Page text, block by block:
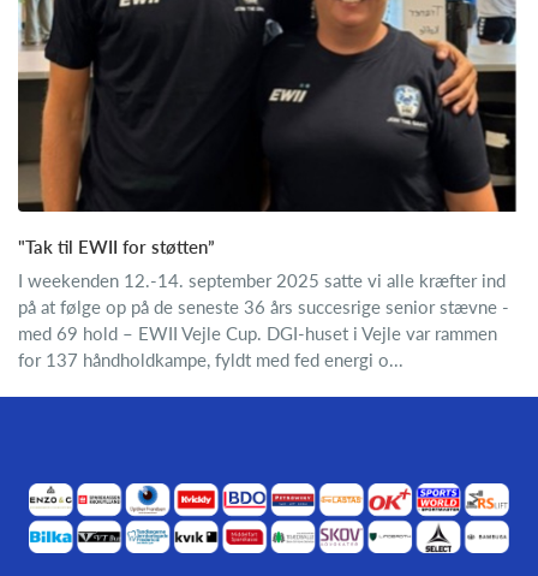
"Tak til EWII for støtten”
I weekenden 12.-14. september 2025 satte vi alle kræfter ind
på at følge op på de seneste 36 års succesrige senior stævne -
med 69 hold – EWII Vejle Cup. DGI-huset i Vejle var rammen
for 137 håndholdkampe, fyldt med fed energi o...